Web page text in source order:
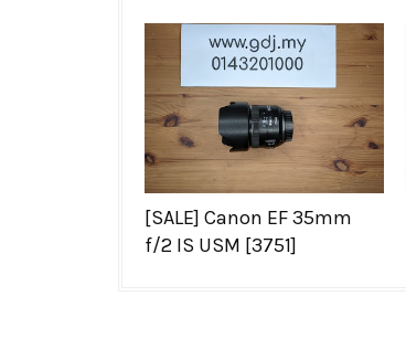
[SALE] Canon EF 35mm
f/2 IS USM [3751]